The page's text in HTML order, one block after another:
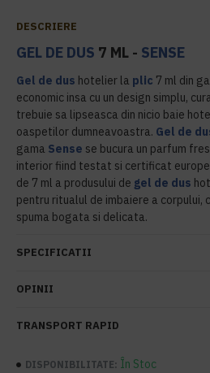
DESCRIERE
GEL DE DUS 7 ML - SENSE
Gel de dus hotelier la plic 7 ml din
economic insa cu un design simplu,
trebuie sa lipseasca din nicio baie
oaspetilor dumneavoastra. Gel de
gama Sense se bucura un parfum
interior fiind testat si certificat
de 7 ml a produsului de gel de dus
pentru ritualul de imbaiere a corpului,
spuma bogata si delicata.
SPECIFICATII
OPINII
TRANSPORT RAPID
DISPONIBILITATE: În Stoc